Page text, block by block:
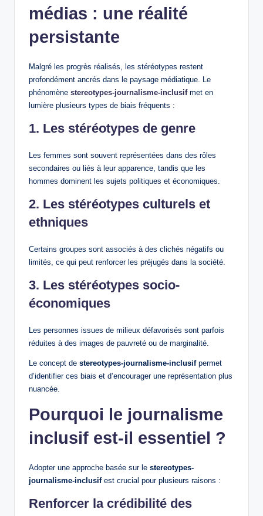
médias : une réalité
persistante
Malgré les progrès réalisés, les stéréotypes restent
profondément ancrés dans le paysage médiatique. Le
phénomène stereotypes-journalisme-inclusif met en
lumière plusieurs types de biais fréquents :
1. Les stéréotypes de genre
Les femmes sont souvent représentées dans des rôles
secondaires ou liés à leur apparence, tandis que les
hommes dominent les sujets politiques et économiques.
2. Les stéréotypes culturels et
ethniques
Certains groupes sont associés à des clichés négatifs ou
limités, ce qui peut renforcer les préjugés dans la société.
3. Les stéréotypes socio-
économiques
Les personnes issues de milieux défavorisés sont parfois
réduites à des images de pauvreté ou de marginalité.
Le concept de stereotypes-journalisme-inclusifpermet
d’identifier ces biais et d’encourager une représentation plus
nuancée.
Pourquoi le journalisme
inclusif est-il essentiel ?
Adopter une approche basée sur le stereotypes-
journalisme-inclusifest crucial pour plusieurs raisons :
Renforcer la crédibilité des